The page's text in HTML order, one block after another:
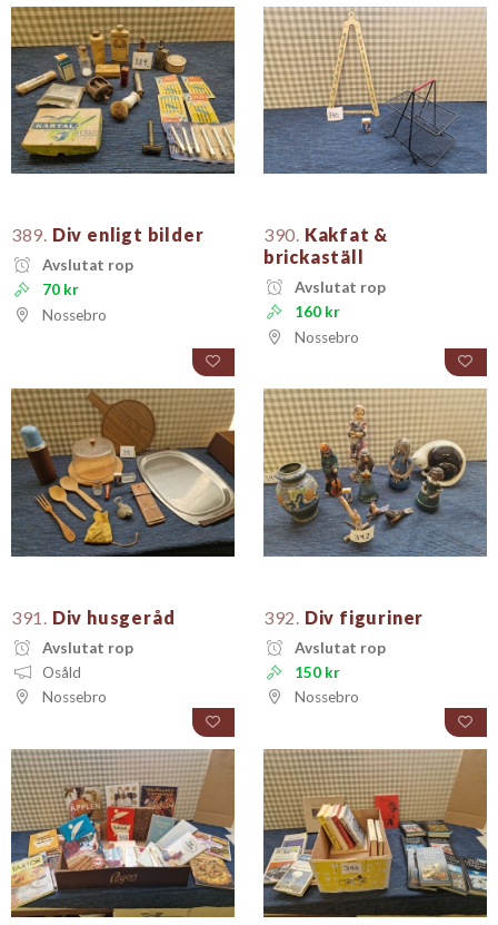
389. Div enligt bilder
Avslutat rop
70 kr
Nossebro
390. Kakfat &
brickaställ
Avslutat rop
160 kr
Nossebro
391. Div husgeråd
Avslutat rop
Osåld
Nossebro
392. Div figuriner
Avslutat rop
150 kr
Nossebro